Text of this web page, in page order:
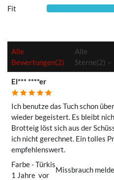
Fit
Alle
Bewertungen(2)
Alle
Sterne(2)
El*** ****er
Ich benutze das Tuch schon
wieder begeistert. Es bleibt
Brotteig löst sich aus der
ich nicht gerechnet. Ein tolles
empfehlenswert.
Farbe - Türkis
1 Jahre vor
Missbrauch